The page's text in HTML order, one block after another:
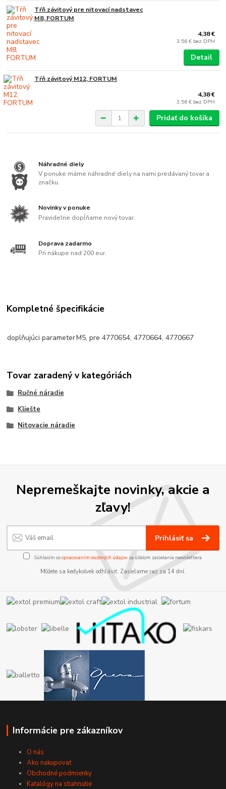
Tŕň závitový pre nitovací nadstavec
M8, FORTUM
4,38 €
3,56 € bez DPH
Detail
Tŕň závitový M12, FORTUM
4,38 €
3,56 € bez DPH
Pridať do košíka
Náhradné diely
V ponuke máme náhradné diely na nami predávaný tovar a
značku.
Novinky v ponuke
Pravideľne dopĺňame nový tovar.
Doprava zadarmo
Pri nákupe nad 200 eur.
Kompletné špecifikácie
doplňujúci parameterM5, pre 4770654, 4770664, 4770667
Tovar zaradený v kategóriách
Ručné náradie
Kliešte
Nitovacie náradie
Nepremeškajte novinky, akcie a
zľavy!
Prihlásiť sa
Súhlasím sospracovaním osobných údajov za účelom zasielania newslettera.
Môžete sa kedykoľvek odhlásiť. Zasielame raz za 14 dní.
Informácie pre zákazníkov
O nás
Ako nakupovať
Obchodné podmienky
Katalógy na stiahnutie